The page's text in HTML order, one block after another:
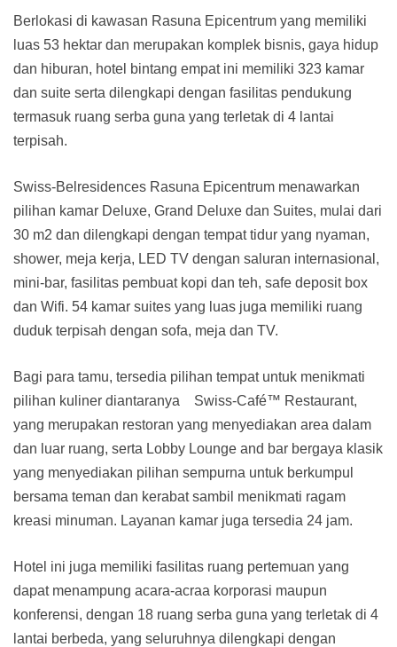
Berlokasi di kawasan Rasuna Epicentrum yang memiliki
luas 53 hektar dan merupakan komplek bisnis, gaya hidup
dan hiburan, hotel bintang empat ini memiliki 323 kamar
dan suite serta dilengkapi dengan fasilitas pendukung
termasuk ruang serba guna yang terletak di 4 lantai
terpisah.
Swiss-Belresidences Rasuna Epicentrum menawarkan
pilihan kamar Deluxe, Grand Deluxe dan Suites, mulai dari
30 m2 dan dilengkapi dengan tempat tidur yang nyaman,
shower, meja kerja, LED TV dengan saluran internasional,
mini-bar, fasilitas pembuat kopi dan teh, safe deposit box
dan Wifi. 54 kamar suites yang luas juga memiliki ruang
duduk terpisah dengan sofa, meja dan TV.
Bagi para tamu, tersedia pilihan tempat untuk menikmati
pilihan kuliner diantaranya Swiss-Café™ Restaurant,
yang merupakan restoran yang menyediakan area dalam
dan luar ruang, serta Lobby Lounge and bar bergaya klasik
yang menyediakan pilihan sempurna untuk berkumpul
bersama teman dan kerabat sambil menikmati ragam
kreasi minuman. Layanan kamar juga tersedia 24 jam.
Hotel ini juga memiliki fasilitas ruang pertemuan yang
dapat menampung acara-acraa korporasi maupun
konferensi, dengan 18 ruang serba guna yang terletak di 4
lantai berbeda, yang seluruhnya dilengkapi dengan